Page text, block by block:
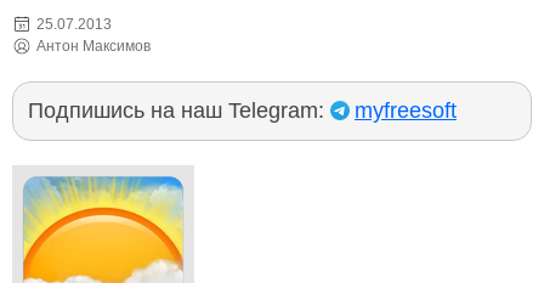
25.07.2013
Антон Максимов
Подпишись на наш Telegram: myfreesoft